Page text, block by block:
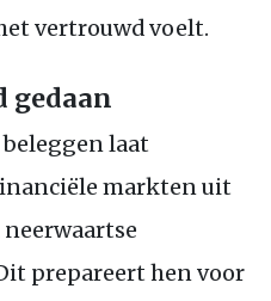
vertrouwd voelt.
gedaan
laat
markten uit
prepareert hen voor